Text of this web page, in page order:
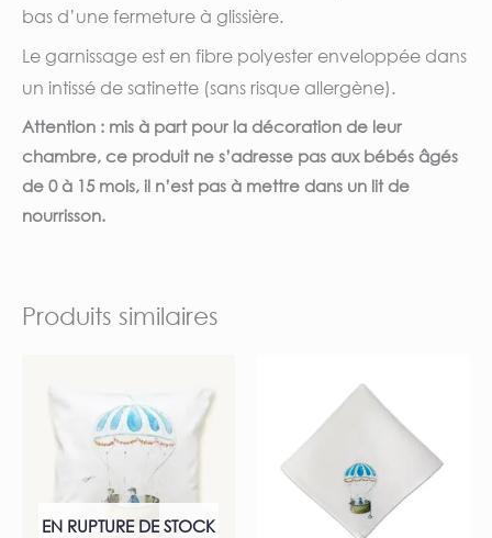
bas d’une fermeture à glissière.
Le garnissage est en fibre polyester enveloppée dans
un intissé de satinette (sans risque allergène).
Attention : mis à part pour la décoration de leur
chambre, ce produit ne s’adresse pas aux bébés âgés
de 0 à 15 mois, il n’est pas à mettre dans un lit de
nourrisson.
Produits similaires
EN RUPTURE DE STOCK